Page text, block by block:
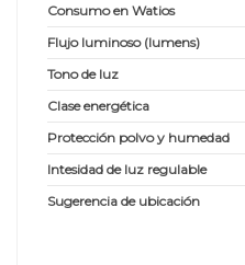
Consumo en Watios
Flujo luminoso (lumens)
Tono de luz
Clase energética
Protección polvo y humedad
Intesidad de luz regulable
Sugerencia de ubicación